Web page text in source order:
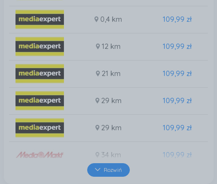
0,4 km 109,99 zł
12 km 109,99 zł
21 km 109,99 zł
29 km 109,99 zł
29 km 109,99 zł
34 km 109,99 zł
Rozwiń